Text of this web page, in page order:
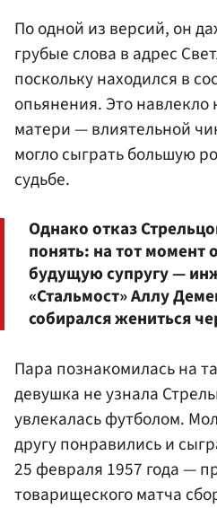
По одной из версий, он
грубые слова в адрес
поскольку находился в
опьянения. Это навлекло
матери — влиятельной
могло сыграть большую
судьбе.
Однако отказ
понять: на тот момент
будущую супругу —
«Стальмост» Аллу
собирался жениться
Пара познакомилась на
девушка не узнала
увлекалась футболом.
другу понравились и
25 февраля 1957 года —
товарищеского матча